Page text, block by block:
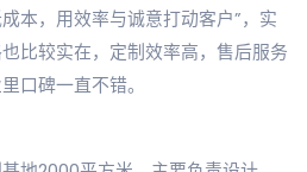
本，用效率与诚意打动客户”，实
比较实在，定制效率高，售后服务
口碑一直不错。